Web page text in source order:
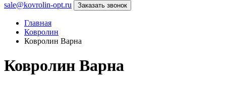
sale@kovrolin-opt.ru
Заказать звонок
Главная
Ковролин
Ковролин Варна
Ковролин Варна